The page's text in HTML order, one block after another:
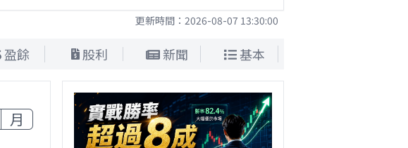
更新時間： 2026-08-07 13:30:00
盈餘 股利 新聞 基本
月